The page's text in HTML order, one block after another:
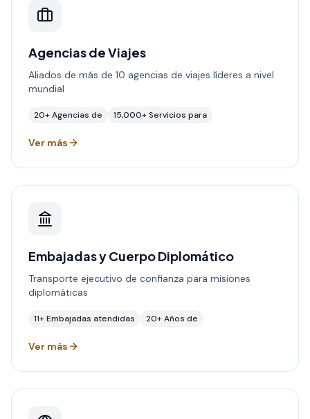
Agencias de Viajes
Aliados de más de 10 agencias de viajes líderes a nivel
mundial
20+Agencias de 15,000+Servicios para
Ver más
Embajadas y Cuerpo Diplomático
Transporte ejecutivo de confianza para misiones
diplomáticas
11+Embajadas atendidas 20+Años de
Ver más